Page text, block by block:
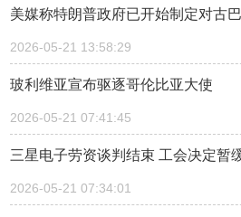
美媒称特朗普政府已开始制定对古
2026-05-21 13:58:29
玻利维亚宣布驱逐哥伦比亚大使
2026-05-21 07:41:45
三星电子劳资谈判结束 工会决定暂
2026-05-21 07:34:01